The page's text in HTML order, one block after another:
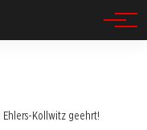
Kollwitz geehrt!